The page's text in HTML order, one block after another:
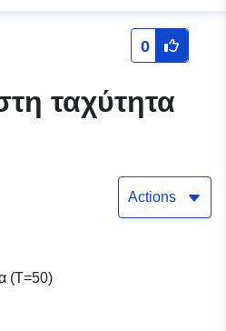
0
ταχύτητα
Actions
(T=50)